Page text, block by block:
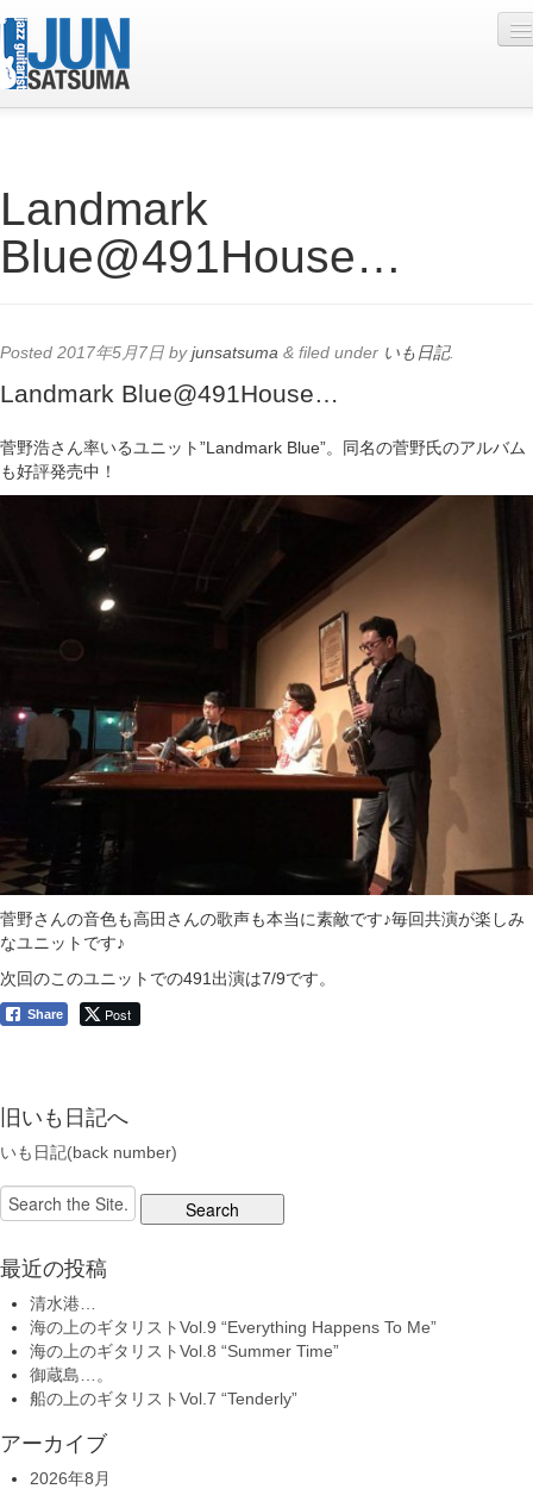
Live Schedule
Discography
Contact
Online Lesson
Landmark
Blue@491House…
Posted 2017年5月7日 byjunsatsuma & filed under いも日記.
Landmark Blue@491House…
菅野浩さん率いるユニット”Landmark Blue”。同名の菅野氏のアルバム
も好評発売中！
菅野さんの音色も高田さんの歌声も本当に素敵です♪毎回共演が楽しみ
なユニットです♪
次回のこのユニットでの491出演は7/9です。
Share Post
旧いも日記へ
いも日記(back number)
Search
for:
最近の投稿
清水港…
海の上のギタリストVol.9 “Everything Happens To Me”
海の上のギタリストVol.8 “Summer Time”
御蔵島…。
船の上のギタリストVol.7 “Tenderly”
アーカイブ
2026年8月